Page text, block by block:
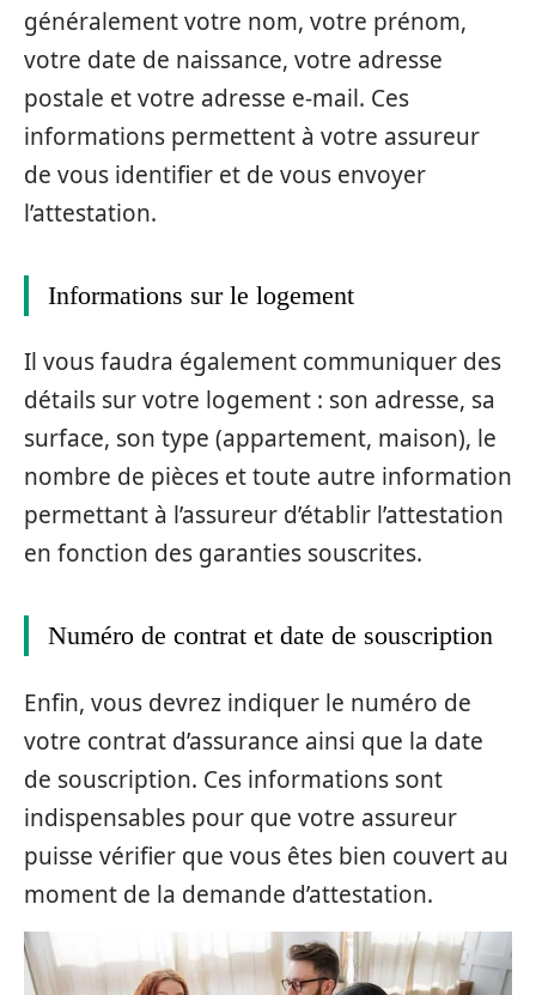
généralement votre nom, votre prénom,
votre date de naissance, votre adresse
postale et votre adresse e-mail. Ces
informations permettent à votre assureur
de vous identifier et de vous envoyer
l’attestation.
Informations sur le logement
Il vous faudra également communiquer des
détails sur votre logement : son adresse, sa
surface, son type (appartement, maison), le
nombre de pièces et toute autre information
permettant à l’assureur d’établir l’attestation
en fonction des garanties souscrites.
Numéro de contrat et date de souscription
Enfin, vous devrez indiquer le numéro de
votre contrat d’assurance ainsi que la date
de souscription. Ces informations sont
indispensables pour que votre assureur
puisse vérifier que vous êtes bien couvert au
moment de la demande d’attestation.